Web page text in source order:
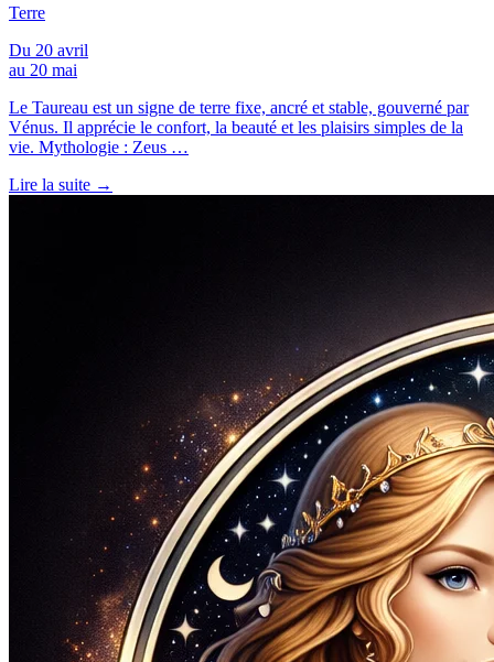
Terre
Du 20 avril
au 20 mai
Le Taureau est un signe de terre fixe, ancré et stable, gouverné par
Vénus. Il apprécie le confort, la beauté et les plaisirs simples de la
vie. Mythologie : Zeus …
Lire la suite →